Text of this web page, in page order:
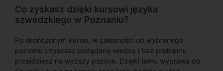
Co zyskasz dzięki kursowi języka
szwedzkiego w Poznaniu?
Po skończonym kursie, w zależności od wybranego
poziomu uzyskasz pożądaną wiedzę i bez problemu
przejdziesz na wyższy poziom. Dzięki temu wyprawa do